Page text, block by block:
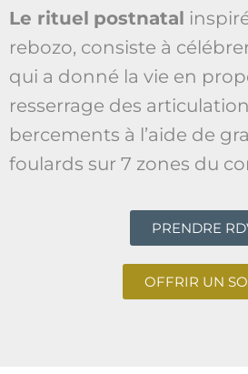
Le rituel postnatal
rebozo, consiste à
qui a donné la vie en
resserrage des
bercements à l’aide de
foulards sur 7 zones du
PRENDRE
OFFRIR UN